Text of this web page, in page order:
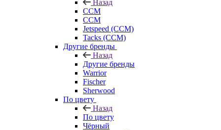
Назад
CCM
CCM
Jetspeed (CCM)
Tacks (CCM)
Другие бренды
Назад
Другие бренды
Warrior
Fischer
Sherwood
По цвету
Назад
По цвету
Чёрный